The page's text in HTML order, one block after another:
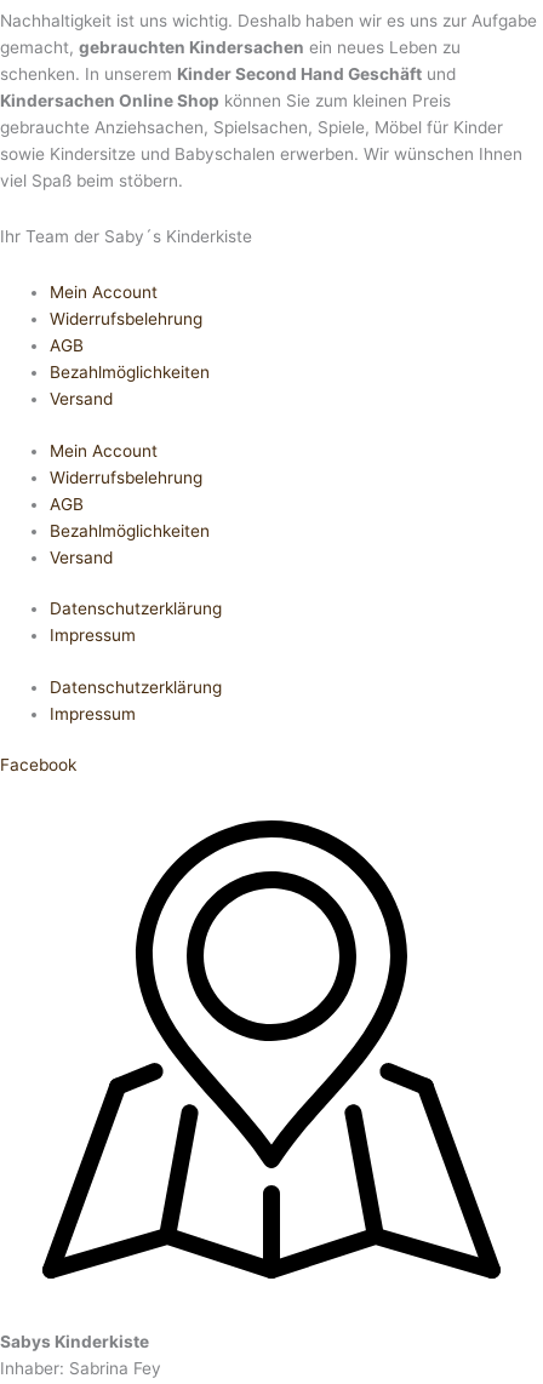
Nachhaltigkeit ist uns wichtig. Deshalb haben wir es uns zur Aufgabe
gemacht, gebrauchten Kindersachen ein neues Leben zu
schenken. In unserem Kinder Second Hand Geschäft und
Kindersachen Online Shop können Sie zum kleinen Preis
gebrauchte Anziehsachen, Spiel­sachen, Spiele, Möbel für Kinder
sowie Kindersitze und Babyschalen erwerben. Wir wünschen Ihnen
viel Spaß beim stöbern.
Ihr Team der Saby´s Kinderkiste
Mein Account
Widerrufsbelehrung
AGB
Bezahlmöglichkeiten
Versand
Mein Account
Widerrufsbelehrung
AGB
Bezahlmöglichkeiten
Versand
Datenschutzerklärung
Impressum
Datenschutzerklärung
Impressum
Facebook
Sabys Kinderkiste
Inhaber: Sabrina Fey